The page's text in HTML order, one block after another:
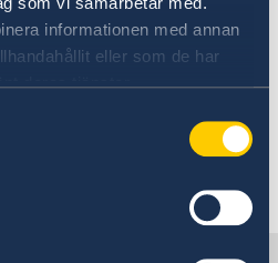
informationen med annan
eller som de har
deras tjänster.
to all countries is
countries, additional
– for more information,
the 'Select Country Here'